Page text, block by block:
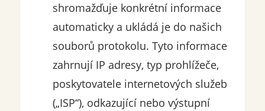
shromažďuje konkrétní informace
automaticky a ukládá je do našich
souborů protokolu. Tyto informace
zahrnují IP adresy, typ prohlížeče,
poskytovatele internetových služeb
(„ISP“), odkazující nebo výstupní